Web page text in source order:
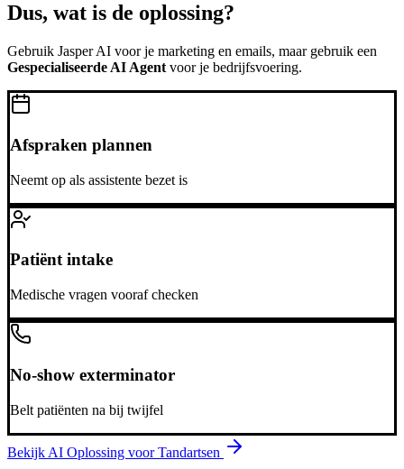
Dus, wat is de oplossing?
Gebruik Jasper AI voor je marketing en emails, maar gebruik een
Gespecialiseerde AI Agent voor je bedrijfsvoering.
Afspraken plannen
Neemt op als assistente bezet is
Patiënt intake
Medische vragen vooraf checken
No-show exterminator
Belt patiënten na bij twijfel
Bekijk AI Oplossing voorTandartsen